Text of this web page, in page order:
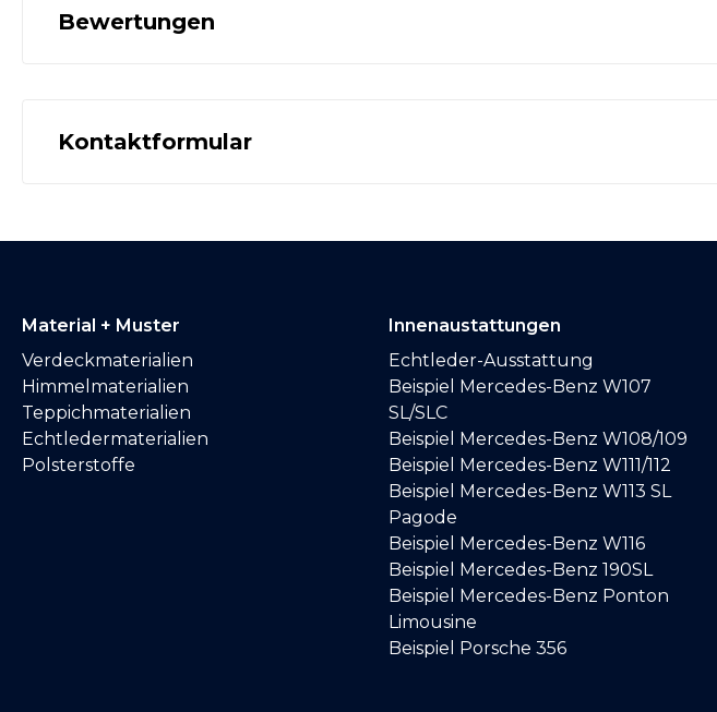
Bewertungen
Kontaktformular
Material + Muster
Verdeckmaterialien
Himmelmaterialien
Teppichmaterialien
Echtledermaterialien
Polsterstoffe
Innenaustattungen
Echtleder-Ausstattung
Beispiel Mercedes-Benz W107
SL/SLC
Beispiel Mercedes-Benz W108/109
Beispiel Mercedes-Benz W111/112
Beispiel Mercedes-Benz W113 SL
Pagode
Beispiel Mercedes-Benz W116
Beispiel Mercedes-Benz 190SL
Beispiel Mercedes-Benz Ponton
Limousine
Beispiel Porsche 356